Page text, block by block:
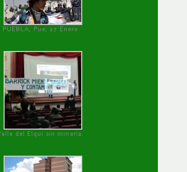
PUEBLA, Pue, 27 Enero
del Elqui sin minería.